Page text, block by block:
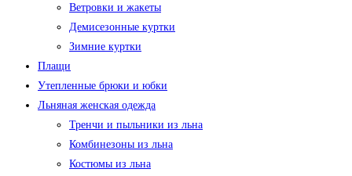
Ветровки и жакеты
Демисезонные куртки
Зимние куртки
Плащи
Утепленные брюки и юбки
Льняная женская одежда
Тренчи и пыльники из льна
Комбинезоны из льна
Костюмы из льна